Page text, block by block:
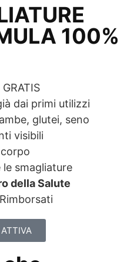
100%
dai primi utilizzi
glutei, seno
visibili
le smagliature
della Salute